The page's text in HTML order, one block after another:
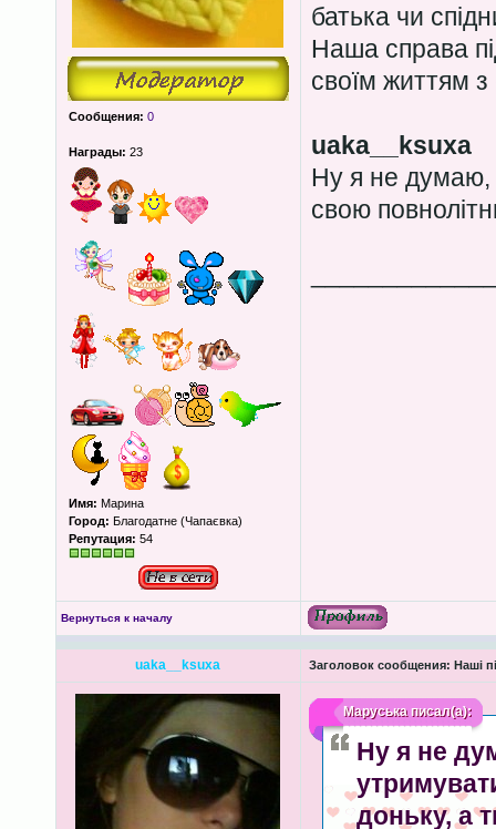
Сообщения: 0
Награды: 23
Имя: Марина
Город: Благодатне (Чапаєвка)
Репутация: 54
батька чи
Наша справа
своїм життям
uaka__ksuxa
Ну я не думаю,
свою
Вернуться к началу
uaka__ksuxa Заголовок сообщения: Наші
Маруськаписал(а):
Ну я не
доньку, а